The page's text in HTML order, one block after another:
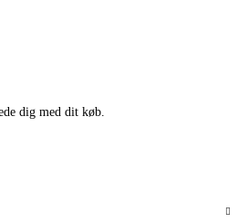
dig med dit køb.